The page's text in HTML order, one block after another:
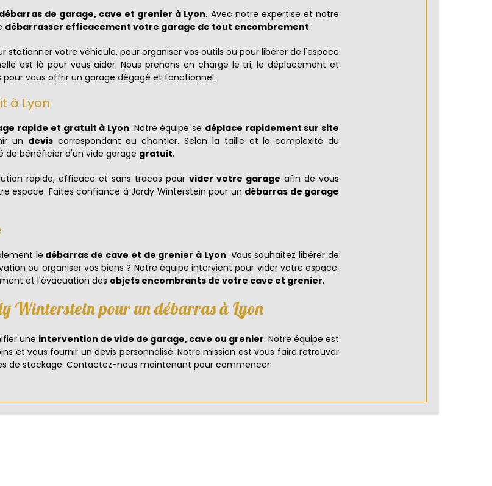
débarras de garage, cave et grenier à Lyon. Avec notre expertise et notre
débarrasser efficacement votre garage de tout encombrement.
stationner votre véhicule, pour organiser vos outils ou pour libérer de l'espace
est là pour vous aider. Nous prenons en charge le tri, le déplacement et
pour vous offrir un garage dégagé et fonctionnel.
à Lyon
rapide et gratuit à Lyon. Notre équipe se déplace rapidement sur site
un deviscorrespondant au chantier. Selon la taille et la complexité du
de bénéficier d'un vide garage gratuit.
rapide, efficace et sans tracas pour vider votre garage afin de vous
espace. Faites confiance à Jordy Winterstein pour un débarras de garage
le débarras de cave et de grenier à Lyon. Vous souhaitez libérer de
ou organiser vos biens ? Notre équipe intervient pour vider votre espace.
et l'évacuation des objets encombrants de votre cave et grenier.
Winterstein pour un débarras à Lyon
une intervention de vide de garage, cave ou grenier. Notre équipe est
et vous fournir un devis personnalisé. Notre mission est vous faire retrouver
de stockage. Contactez-nous maintenant pour commencer.